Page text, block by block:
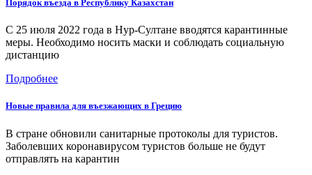
Порядок въезда в Республику Казахстан
С 25 июля 2022 года в Нур-Султане вводятся карантинные
меры. Необходимо носить маски и соблюдать социальную
дистанцию
Подробнее
Новые правила для въезжающих в Грецию
В стране обновили санитарные протоколы для туристов.
Заболевших коронавирусом туристов больше не будут
отправлять на карантин